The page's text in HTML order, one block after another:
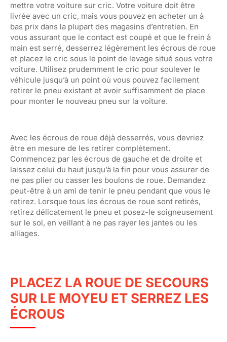
mettre votre voiture sur cric. Votre voiture doit être
livrée avec un cric, mais vous pouvez en acheter un à
bas prix dans la plupart des magasins d’entretien. En
vous assurant que le contact est coupé et que le frein à
main est serré, desserrez légèrement les écrous de roue
et placez le cric sous le point de levage situé sous votre
voiture. Utilisez prudemment le cric pour soulever le
véhicule jusqu’à un point où vous pouvez facilement
retirer le pneu existant et avoir suffisamment de place
pour monter le nouveau pneu sur la voiture.
Avec les écrous de roue déjà desserrés, vous devriez
être en mesure de les retirer complètement.
Commencez par les écrous de gauche et de droite et
laissez celui du haut jusqu’à la fin pour vous assurer de
ne pas plier ou casser les boulons de roue. Demandez
peut-être à un ami de tenir le pneu pendant que vous le
retirez. Lorsque tous les écrous de roue sont retirés,
retirez délicatement le pneu et posez-le soigneusement
sur le sol, en veillant à ne pas rayer les jantes ou les
alliages.
PLACEZ LA ROUE DE SECOURS
SUR LE MOYEU ET SERREZ LES
ÉCROUS